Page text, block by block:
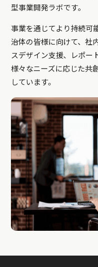
型事業開発ラボです。
事業を通じてより持続可
治体の皆様に向けて、社
スデザイン支援、レポー
様々なニーズに応じた共
しています。